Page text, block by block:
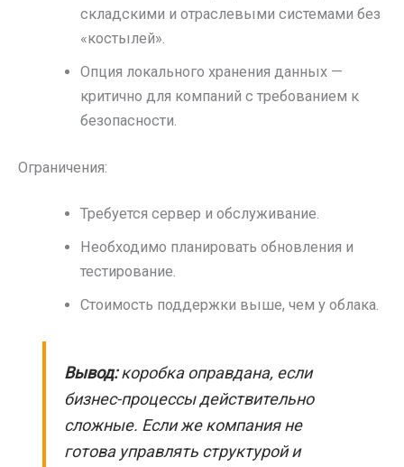
складскими и отраслевыми системами без
«костылей».
Опция локального хранения данных —
критично для компаний с требованием к
безопасности.
Ограничения:
Требуется сервер и обслуживание.
Необходимо планировать обновления и
тестирование.
Стоимость поддержки выше, чем у облака.
Вывод:коробка оправдана, если
бизнес-процессы действительно
сложные. Если же компания не
готова управлять структурой и